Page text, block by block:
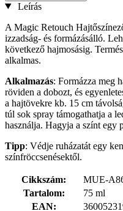
Leírás
A Magic Retouch
izzadság- és formázásálló.
következő hajmosásig.
alkalmas.
Alkalmazás: Formázza meg
röviden a dobozt, és
a hajtövekre kb. 15 cm
túl sok spray támogathatja a
használja. Hagyja a színt egy
Tipp: Védje ruházatát egy
színfröccsenésektől.
Cikkszám:
MUE-
Tartalom:
75 ml
EAN: